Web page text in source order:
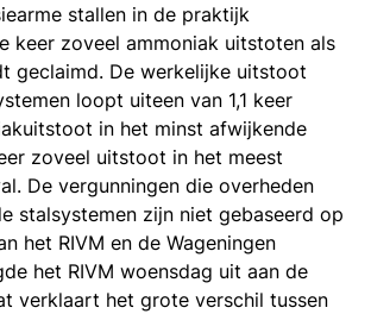
stallen in de praktijk
keer zoveel ammoniak uitstoten als
geclaimd. De werkelijke uitstoot
loopt uiteen van 1,1 keer
in het minst afwijkende
zoveel uitstoot in het meest
De vergunningen die overheden
stalsystemen zijn niet gebaseerd op
het RIVM en de Wageningen
het RIVM woensdag uit aan de
verklaart het grote verschil tussen